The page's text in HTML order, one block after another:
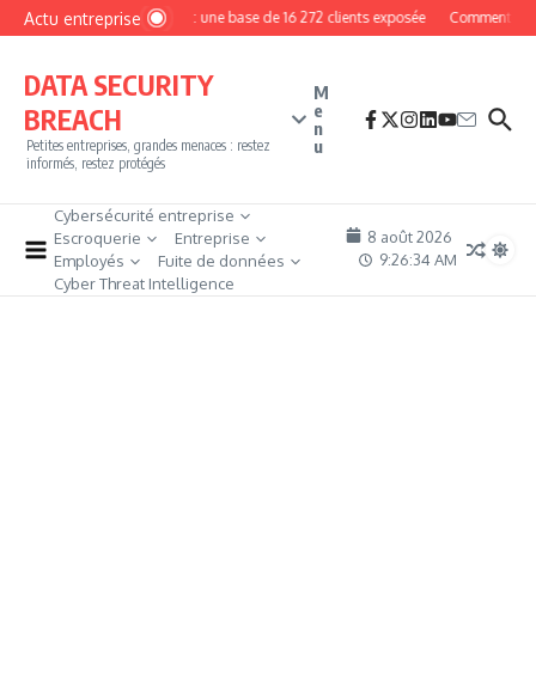
Aller au contenu
Actu entrepriseMyPhoto : une base de 16 272 clients exposée Comment
DATA SECURITY
BREACH
Petites entreprises, grandes menaces : restez
informés, restez protégés
M
e
n
u
Cybersécurité entreprise
Escroquerie
Entreprise
Employés
Fuite de données
Cyber Threat Intelligence
8 août 2026
9:26:36 AM